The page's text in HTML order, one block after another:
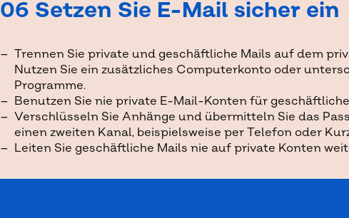
06 Setzen Sie E-Mail sicher ein
Trennen Sie private und geschäftliche Mails auf dem
Nutzen Sie ein zusätzliches Computerkonto oder
Programme.
Benutzen Sie nie private E-Mail-Konten für
Verschlüsseln Sie Anhänge und übermitteln Sie das
einen zweiten Kanal, beispielsweise per Telefon oder
Leiten Sie geschäftliche Mails nie auf private Konten